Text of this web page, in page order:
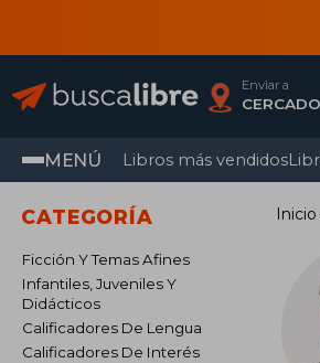
Enviar a
MENÚ Libros más vendidos
CATEGORÍA
Ficción Y Temas Afines
Infantiles, Juveniles Y
Didácticos
Calificadores De Lengua
Calificadores De Interés
Inicio